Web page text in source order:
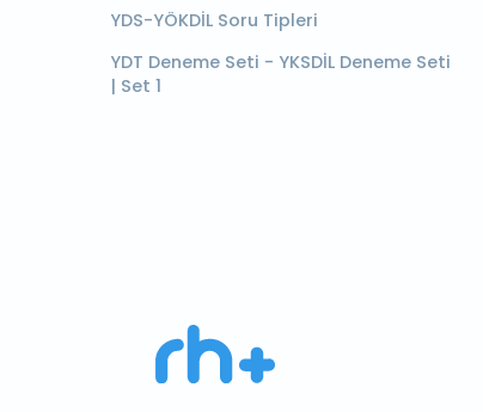
YDS-YÖKDİL Soru Tipleri
YDT Deneme Seti - YKSDİL Deneme Seti
| Set 1